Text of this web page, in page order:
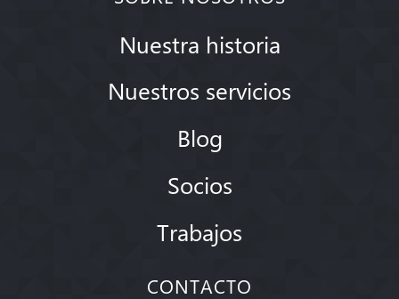
Nuestra historia
Nuestros servicios
Blog
Socios
Trabajos
CONTACTO